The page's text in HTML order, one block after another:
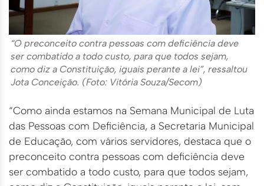
“O preconceito contra pessoas com deficiência deve
ser combatido a todo custo, para que todos sejam,
como diz a Constituição, iguais perante a lei”, ressaltou
Jota Conceição. (Foto: Vitória Souza/Secom)
“Como ainda estamos na Semana Municipal de Luta
das Pessoas com Deficiência, a Secretaria Municipal
de Educação, com vários servidores, destaca que o
preconceito contra pessoas com deficiência deve
ser combatido a todo custo, para que todos sejam,